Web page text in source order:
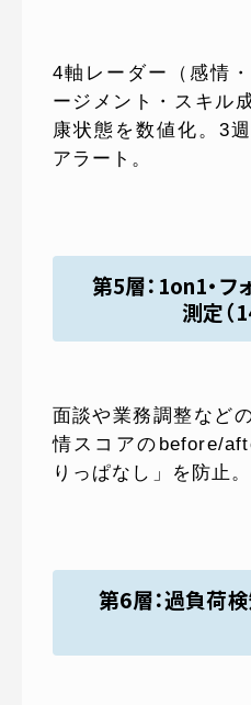
4軸レーダー（感情
ージメント・スキル
康状態を数値化。3
アラート。
第5層：1on1・
測定（
面談や業務調整など
情スコアのbefore/
りっぱなし」を防止。
第6層：過負荷